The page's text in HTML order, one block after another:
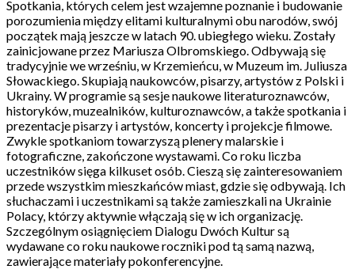
Spotkania, których celem jest wzajemne poznanie i budowanie
porozumienia między elitami kulturalnymi obu narodów, swój
początek mają jeszcze w latach 90. ubiegłego wieku. Zostały
zainicjowane przez Mariusza Olbromskiego. Odbywają się
tradycyjnie we wrześniu, w Krzemieńcu, w Muzeum im. Juliusza
Słowackiego. Skupiają naukowców, pisarzy, artystów z Polski i
Ukrainy. W programie są sesje naukowe literaturoznawców,
historyków, muzealników, kulturoznawców, a także spotkania i
prezentacje pisarzy i artystów, koncerty i projekcje filmowe.
Zwykle spotkaniom towarzyszą plenery malarskie i
fotograficzne, zakończone wystawami. Co roku liczba
uczestników sięga kilkuset osób. Cieszą się zainteresowaniem
przede wszystkim mieszkańców miast, gdzie się odbywają. Ich
słuchaczami i uczestnikami są także zamieszkali na Ukrainie
Polacy, którzy aktywnie włączają się w ich organizację.
Szczególnym osiągnięciem Dialogu Dwóch Kultur są
wydawane co roku naukowe roczniki pod tą samą nazwą,
zawierające materiały pokonferencyjne.